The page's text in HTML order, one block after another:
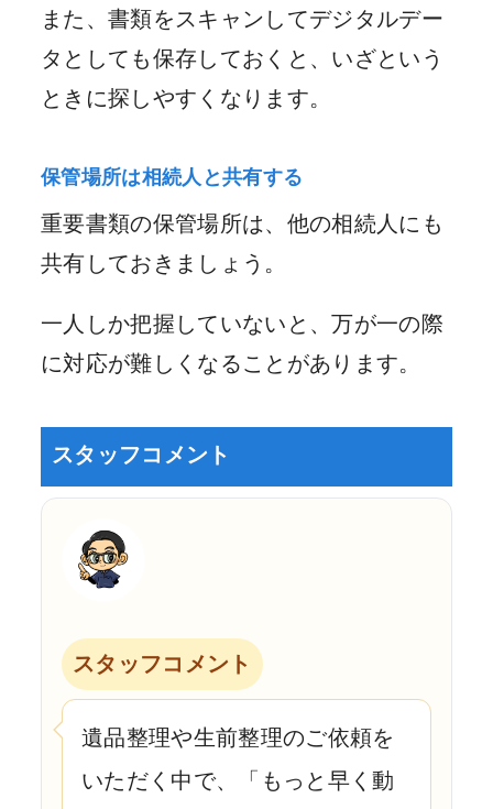
また、書類をスキャンしてデジタルデー
タとしても保存しておくと、いざという
ときに探しやすくなります。
保管場所は相続人と共有する
重要書類の保管場所は、他の相続人にも
共有しておきましょう。
一人しか把握していないと、万が一の際
に対応が難しくなることがあります。
スタッフコメント
スタッフコメント
遺品整理や生前整理のご依頼を
いただく中で、「もっと早く動